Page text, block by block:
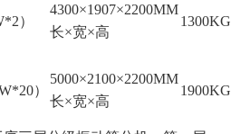
）
4300×1907×2200MM
长×宽×高
1300KG
）
5000×2100×2200MM
长×宽×高
1900KG